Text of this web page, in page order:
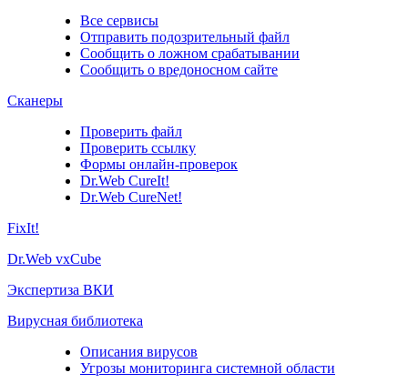
Все сервисы
Отправить подозрительный файл
Сообщить о ложном срабатывании
Сообщить о вредоносном сайте
Сканеры
Проверить файл
Проверить ссылку
Формы онлайн-проверок
Dr.Web CureIt!
Dr.Web CureNet!
FixIt!
Dr.Web vxCube
Экспертиза ВКИ
Вирусная библиотека
Описания вирусов
Угрозы мониторинга системной области